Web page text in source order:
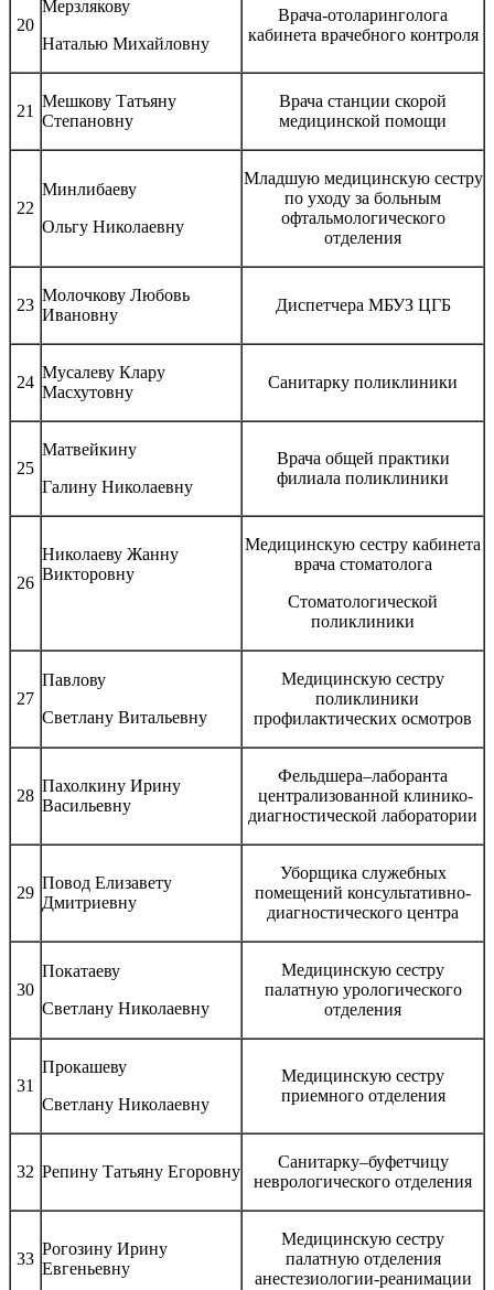
20
Мерзлякову
Наталью Михайловну
Врача-отоларинголога
кабинета врачебного контроля
21
Мешкову Татьяну
Степановну
Врача станции скорой
медицинской помощи
22
Минлибаеву
Ольгу Николаевну
Младшую медицинскую сестру
по уходу за больным
офтальмологического
отделения
23
Молочкову Любовь
Ивановну
Диспетчера МБУЗ ЦГБ
24
Мусалеву Клару
Масхутовну
Санитарку поликлиники
25
Матвейкину
Галину Николаевну
Врача общей практики
филиала поликлиники
26
Николаеву Жанну
Викторовну
Медицинскую сестру кабинета
врача стоматолога
Стоматологической
поликлиники
27
Павлову
Светлану Витальевну
Медицинскую сестру
поликлиники
профилактических осмотров
28
Пахолкину Ирину
Васильевну
Фельдшера–лаборанта
централизованной клинико-
диагностической лаборатории
29
Повод Елизавету
Дмитриевну
Уборщика служебных
помещений консультативно-
диагностического центра
30
Покатаеву
Светлану Николаевну
Медицинскую сестру
палатную урологического
отделения
31
Прокашеву
Светлану Николаевну
Медицинскую сестру
приемного отделения
32 Репину Татьяну Егоровну
Санитарку–буфетчицу
неврологического отделения
33
Рогозину Ирину
Евгеньевну
Медицинскую сестру
палатную отделения
анестезиологии-реанимации